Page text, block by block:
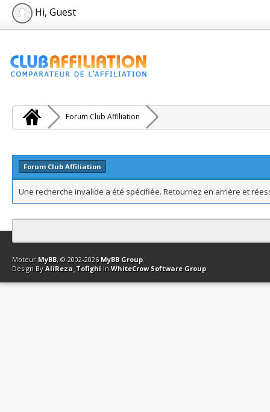
Hi, Guest
Forum Club Affiliation
Forum Club Affiliation
Une recherche invalide a été spécifiée. Retournez en arrière et
Contact Club Affiliation Retourner en haut Version bas-débit
Moteur MyBB, © 2002-2026 MyBB Group.
Design By AliReza_Tofighi In WhiteCrow Software Group.